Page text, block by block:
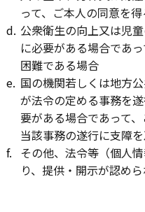
って、ご本人の同意を
d. 公衆衛生の向上又は児
に必要がある場合であ
困難である場合
e. 国の機関若しくは地方
が法令の定める事務を
要がある場合であって
当該事務の遂行に支障
f. その他、法令等（個人
り、提供・開示が認め